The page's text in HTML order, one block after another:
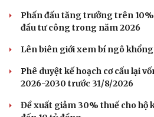
Phấn đấu tăng trưởng trên
đầu tư công trong năm 2026
Lên biên giới xem bí ngô
Phê duyệt kế hoạch cơ cấu lại
2026-2030 trước 31/8/2026
Đề xuất giảm 30% thuế cho hộ